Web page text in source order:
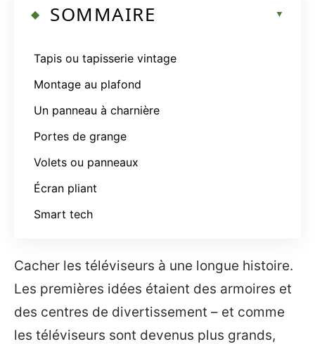
SOMMAIRE
Tapis ou tapisserie vintage
Montage au plafond
Un panneau à charnière
Portes de grange
Volets ou panneaux
Écran pliant
Smart tech
Cacher les téléviseurs à une longue histoire.
Les premières idées étaient des armoires et
des centres de divertissement – et comme
les téléviseurs sont devenus plus grands,